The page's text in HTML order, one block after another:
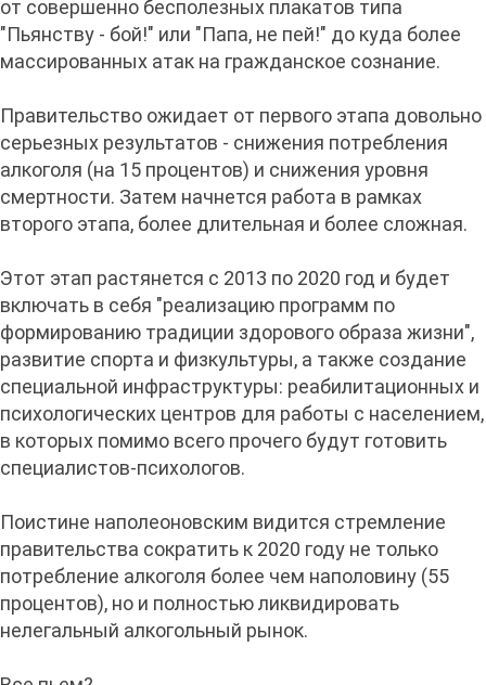
от совершенно бесполезных плакатов типа
"Пьянству - бой!" или "Папа, не пей!" до куда более
массированных атак на гражданское сознание.
Правительство ожидает от первого этапа довольно
серьезных результатов - снижения потребления
алкоголя (на 15 процентов) и снижения уровня
смертности. Затем начнется работа в рамках
второго этапа, более длительная и более сложная.
Этот этап растянется с 2013 по 2020 год и будет
включать в себя "реализацию программ по
формированию традиции здорового образа жизни",
развитие спорта и физкультуры, а также создание
специальной инфраструктуры: реабилитационных и
психологических центров для работы с населением,
в которых помимо всего прочего будут готовить
специалистов-психологов.
Поистине наполеоновским видится стремление
правительства сократить к 2020 году не только
потребление алкоголя более чем наполовину (55
процентов), но и полностью ликвидировать
нелегальный алкогольный рынок.